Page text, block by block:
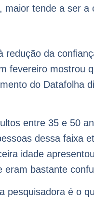
maior tende a ser a
redução da
fevereiro mostrou
do Datafolha
entre 35 e 50
dessa faixa
idade
eram bastante
pesquisadora é o